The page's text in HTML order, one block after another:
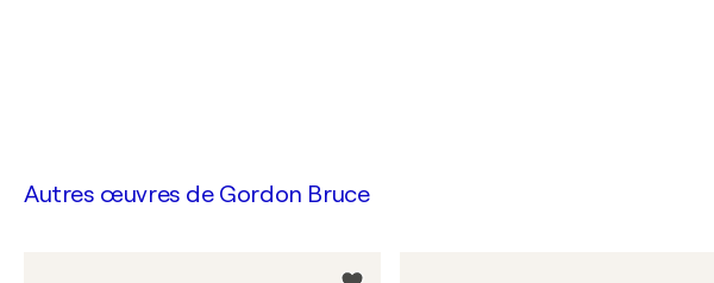
Autres œuvres de Gordon Bruce